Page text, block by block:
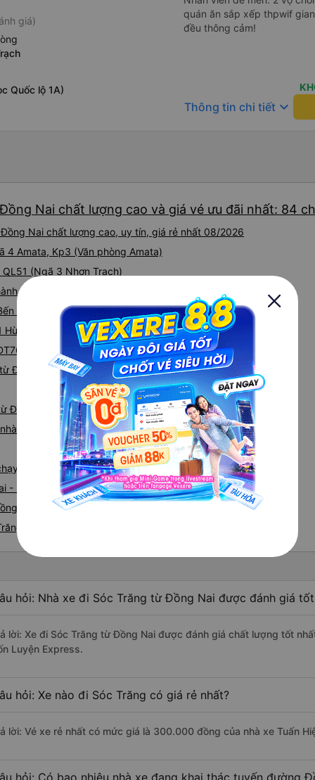
giá)
Quốc lộ 1A)
quán ăn sắp xếp thpwif
đều thông cảm!
Thông tin chi tiết keyboard_arrow_down
Nai chất lượng cao và giá vé ưu đãi nhất: 84
Nai chất lượng cao, uy tín, giá rẻ nhất 08/2026
4 Amata, Kp3 (Văn phòng Amata)
(Ngã 3 Nhơn Trạch)
tại QL1A
xe Đồng Nai)
Vương (Bến xe Long Khánh)
(Bến xe Vĩnh Cửu)
Đồng Nai đi Sóc Trăng
Đồng Nai
xe Đồng Nai Sóc Trăng
tuyến đường Đồng Nai đi Sóc Trăng
- Sóc Trăng
Nai nhanh và uy tín nhất
hỏi: Nhà xe đi Sóc Trăng từ Đồng Nai được đánh giá
lời: Xe đi Sóc Trăng từ Đồng Nai được đánh giá chất lượng tốt
Luyện Express.
hỏi: Xe nào đi Sóc Trăng có giá rẻ nhất?
lời: Vé xe rẻ nhất có mức giá là 300.000 đồng của nhà xe Tuấn